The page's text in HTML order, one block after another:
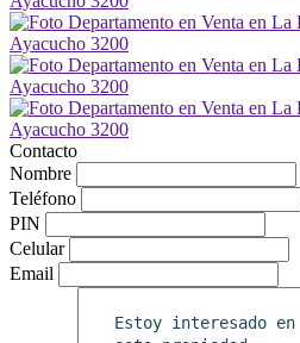
Contacto
Nombre
Teléfono
PIN
Celular
Email